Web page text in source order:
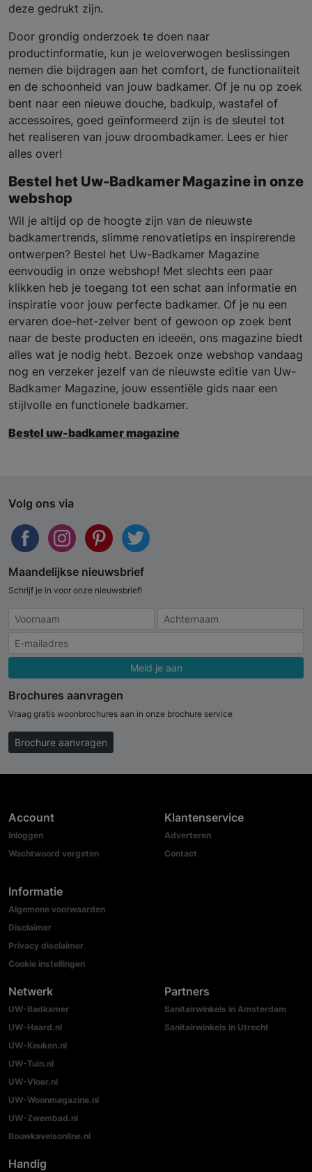
deze gedrukt zijn.
Door grondig onderzoek te doen naar
productinformatie, kun je weloverwogen beslissingen
nemen die bijdragen aan het comfort, de functionaliteit
en de schoonheid van jouw badkamer. Of je nu op zoek
bent naar een nieuwe douche, badkuip, wastafel of
accessoires, goed geïnformeerd zijn is de sleutel tot
het realiseren van jouw droombadkamer. Lees er hier
alles over!
Bestel het Uw-Badkamer Magazine in onze
webshop
Wil je altijd op de hoogte zijn van de nieuwste
badkamertrends, slimme renovatietips en inspirerende
ontwerpen? Bestel het Uw-Badkamer Magazine
eenvoudig in onze webshop! Met slechts een paar
klikken heb je toegang tot een schat aan informatie en
inspiratie voor jouw perfecte badkamer. Of je nu een
ervaren doe-het-zelver bent of gewoon op zoek bent
naar de beste producten en ideeën, ons magazine biedt
alles wat je nodig hebt. Bezoek onze webshop vandaag
nog en verzeker jezelf van de nieuwste editie van Uw-
Badkamer Magazine, jouw essentiële gids naar een
stijlvolle en functionele badkamer.
Bestel uw-badkamer magazine
Volg ons via
Maandelijkse nieuwsbrief
Schrijf je in voor onze nieuwsbrief!
Meld je aan
Brochures aanvragen
Vraag gratis woonbrochures aan in onze brochure service
Brochure aanvragen
Account
Inloggen
Wachtwoord vergeten
Informatie
Algemene voorwaarden
Disclaimer
Privacy disclaimer
Cookie instellingen
Klantenservice
Adverteren
Contact
Netwerk
UW-Badkamer
UW-Haard.nl
UW-Keuken.nl
UW-Tuin.nl
UW-Vloer.nl
UW-Woonmagazine.nl
UW-Zwembad.nl
Bouwkavelsonline.nl
Partners
Sanitairwinkels in Amsterdam
Sanitairwinkels in Utrecht
Handig